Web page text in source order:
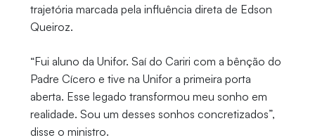
trajetória marcada pela influência direta de Edson
Queiroz.
“Fui aluno da Unifor. Saí do Cariri com a bênção do
Padre Cícero e tive na Unifor a primeira porta
aberta. Esse legado transformou meu sonho em
realidade. Sou um desses sonhos concretizados”,
disse o ministro.